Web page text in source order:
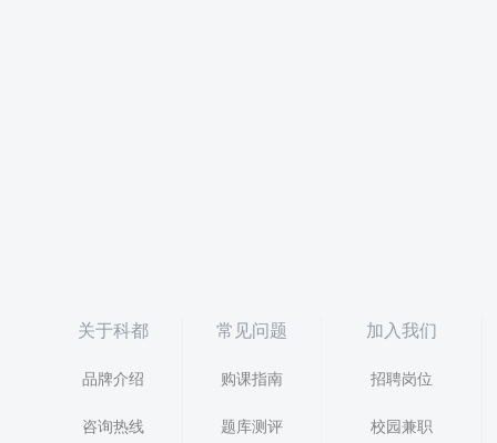
关于科都
品牌介绍
咨询热线
常见问题
购课指南
题库测评
加入我们
招聘岗位
校园兼职